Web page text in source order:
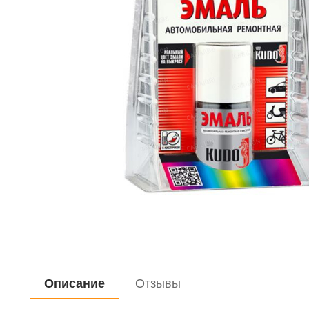
Жидкость для
Очистители
Керосин
Закрепитель
Герметики
Описание Отзывы